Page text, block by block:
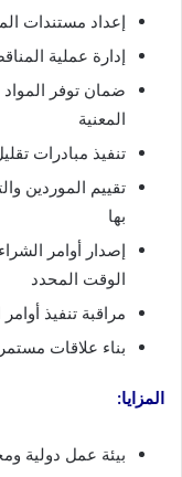
إعداد مستندات
إدارة عملية
ضمان توفر
المعنية
تنفيذ مبادرات
تقييم الموردين
بها
إصدار أوامر
الوقت المحدد
مراقبة تنفيذ
بناء علاقات
المزايا:
بيئة عمل دولية